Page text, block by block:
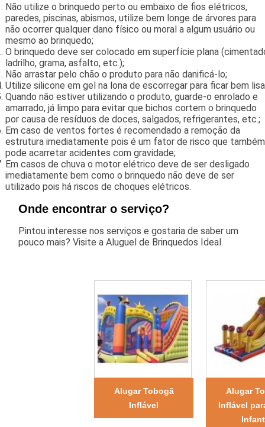
Não utilize o brinquedo perto ou embaixo de fios elétricos,
paredes, piscinas, abismos, utilize bem longe de árvores para
não ocorrer qualquer dano físico ou moral a algum usuário ou
mesmo ao brinquedo;
O brinquedo deve ser colocado em superfície plana
ladrilho, grama, asfalto, etc.);
Não arrastar pelo chão o produto para não danificá-lo;
Utilize silicone em gel na lona de escorregar para ficar bem
Quando não estiver utilizando o produto, guarde-o enrolado e
amarrado, já limpo para evitar que bichos cortem o brinquedo
por causa de resíduos de doces, salgados, refrigerantes, etc.;
Em caso de ventos fortes é recomendado a remoção da
estrutura imediatamente pois é um fator de risco que também
pode acarretar acidentes com gravidade;
Em casos de chuva o motor elétrico deve de ser desligado
imediatamente bem como o brinquedo não deve de ser
utilizado pois há riscos de choques elétricos.
Onde encontrar o serviço?
Pintou interesse nos serviços e gostaria de saber um
pouco mais? Visite a Aluguel de Brinquedos Ideal.
Alugar Tobogã
Inflável
Alugar
Inflável